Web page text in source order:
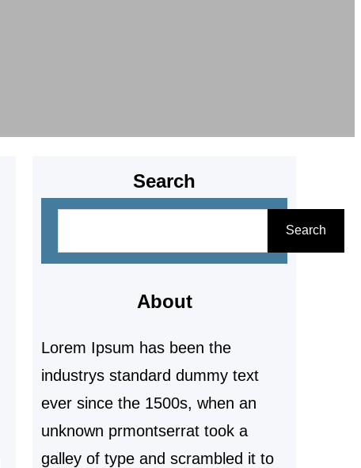
Search
a
h
Search
About
Lorem Ipsum has been the
industrys standard dummy text
ever since the 1500s, when an
unknown prmontserrat took a
galley of type and scrambled it to